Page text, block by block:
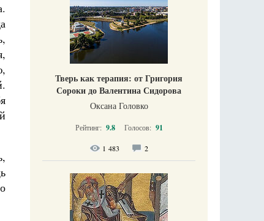
Тверь как терапия: от Григория
Сороки до Валентина Сидорова
Оксана Головко
Рейтинг: 9.8 Голосов: 91
1 483 2